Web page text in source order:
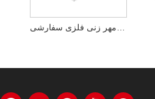
قالب های مهر زنی فلزی سفارشی